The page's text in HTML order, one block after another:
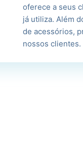
oferece a seus
já utiliza. Além
de acessórios,
nossos clientes.